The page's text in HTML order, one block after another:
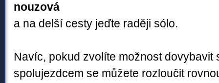
nouzová
a na delší cesty jeďte raději sólo.
Navíc, pokud zvolíte možnost dovybavit
spolujezdcem se můžete rozloučit